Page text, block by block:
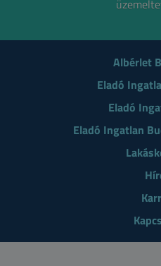
Albérlet
Eladó
Eladó
Eladó Ingatlan